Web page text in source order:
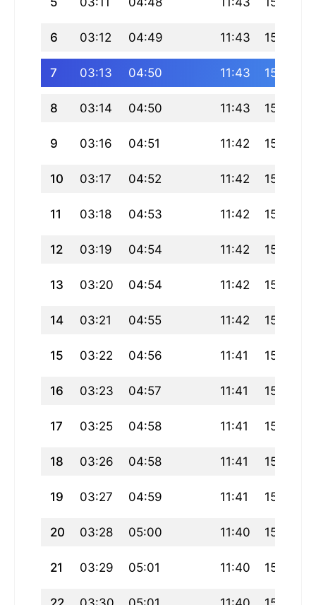
6 03:12 04:49 11:43 15:29
7 03:13 04:50 11:43 15:29
8 03:14 04:50 11:43 15:28
9 03:16 04:51 11:42 15:28
10 03:17 04:52 11:42 15:27
11 03:18 04:53 11:42 15:27
12 03:19 04:54 11:42 15:27
13 03:20 04:54 11:42 15:26
14 03:21 04:55 11:42 15:26
15 03:22 04:56 11:41 15:25
16 03:23 04:57 11:41 15:25
17 03:25 04:58 11:41 15:24
18 03:26 04:58 11:41 15:24
19 03:27 04:59 11:41 15:23
20 03:28 05:00 11:40 15:23
21 03:29 05:01 11:40 15:22